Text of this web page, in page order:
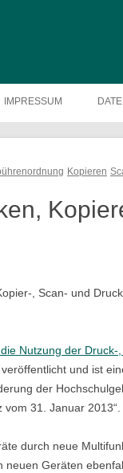
IMPRESSUM
Kopieren
, Scan- und
Nutzung der
und ist
der
31. Januar 2013“.
durch neue
Geräten